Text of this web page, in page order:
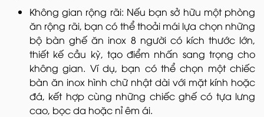
Không gian rộng rãi: Nếu bạn sở hữu một phòng
ăn rộng rãi, bạn có thể thoải mái lựa chọn những
bộ bàn ghế ăn inox 8 người có kích thước lớn,
thiết kế cầu kỳ, tạo điểm nhấn sang trọng cho
không gian. Ví dụ, bạn có thể chọn một chiếc
bàn ăn inox hình chữ nhật dài với mặt kính hoặc
đá, kết hợp cùng những chiếc ghế có tựa lưng
cao, bọc da hoặc nỉ êm ái.